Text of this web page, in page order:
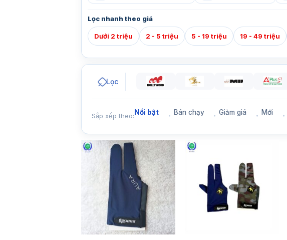
Lọc nhanh theo giá
Dưới 2 triệu 2 - 5 triệu 5 - 19 triệu 19 - 49 triệu
Lọc
Sắp xếp theo: Nổi bật Bán chạy Giảm giá Mới